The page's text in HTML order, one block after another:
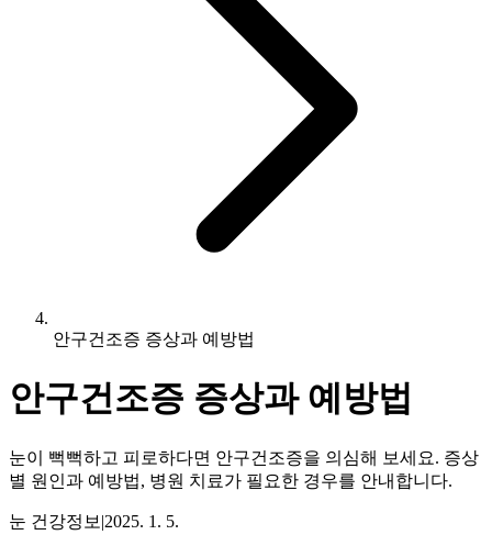
안구건조증 증상과 예방법
안구건조증 증상과 예방법
눈이 뻑뻑하고 피로하다면 안구건조증을 의심해 보세요. 증상
별 원인과 예방법, 병원 치료가 필요한 경우를 안내합니다.
눈 건강정보 |2025. 1. 5.